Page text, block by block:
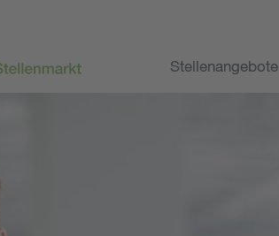
Stellenangebote